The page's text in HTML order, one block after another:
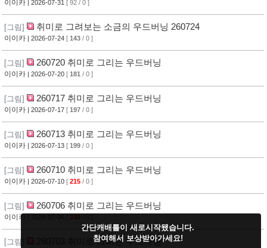
이이카 | 2026-07-31 [ 92 / 0 ]
[그림] 취미로 그려보는 소금의 우드버닝 260724
이이카 | 2026-07-24 [ 143 / 0 ]
[그림] 260720 취미로 그리는 우드버닝
이이카 | 2026-07-20 [ 181 / 0 ]
[그림] 260717 취미로 그리는 우드버닝
이이카 | 2026-07-17 [ 197 / 0 ]
[그림] 260713 취미로 그리는 우드버닝
이이카 | 2026-07-13 [ 199 / 0 ]
[그림] 260710 취미로 그리는 우드버닝
이이카 | 2026-07-10 [ 215 / 0 ]
[그림] 260706 취미로 그리는 우드버닝
이이카 230
[그림] 260703 취미로 그리는 우드버닝
간단캐배틀이 새로시작됐습니다.
참여해서 보상받아가세요!